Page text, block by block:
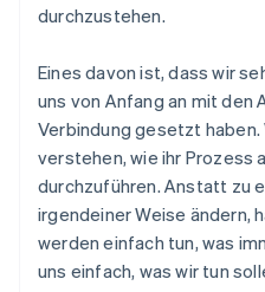
durchzustehen.
Eines davon ist, dass wir
uns von Anfang an mit den
Verbindung gesetzt haben.
verstehen, wie ihr Prozess
durchzuführen. Anstatt zu
irgendeiner Weise ändern,
werden einfach tun, was
uns einfach, was wir tun